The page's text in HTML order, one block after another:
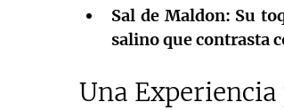
Sal de Maldon: Su
salino que contrasta
Una